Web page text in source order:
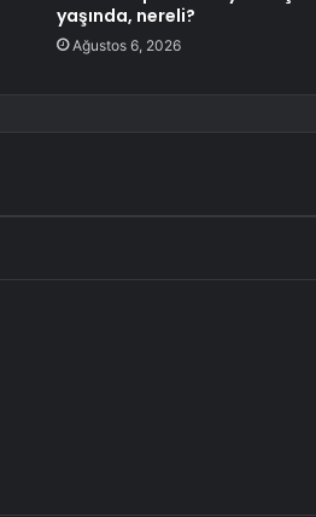
yaşında, nereli?
Ağustos 6, 2026